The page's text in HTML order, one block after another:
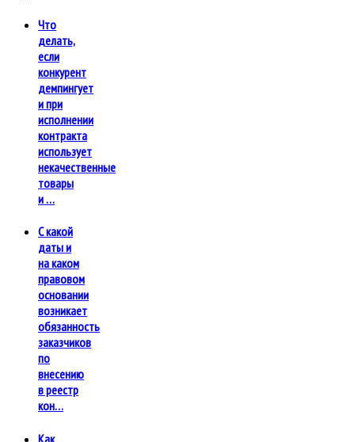
Что
делать,
если
конкурент
демпингует
и при
исполнении
контракта
использует
некачественные
товары
и …
С какой
даты и
на каком
правовом
основании
возникает
обязанность
заказчиков
по
внесению
в реестр
кон…
Как